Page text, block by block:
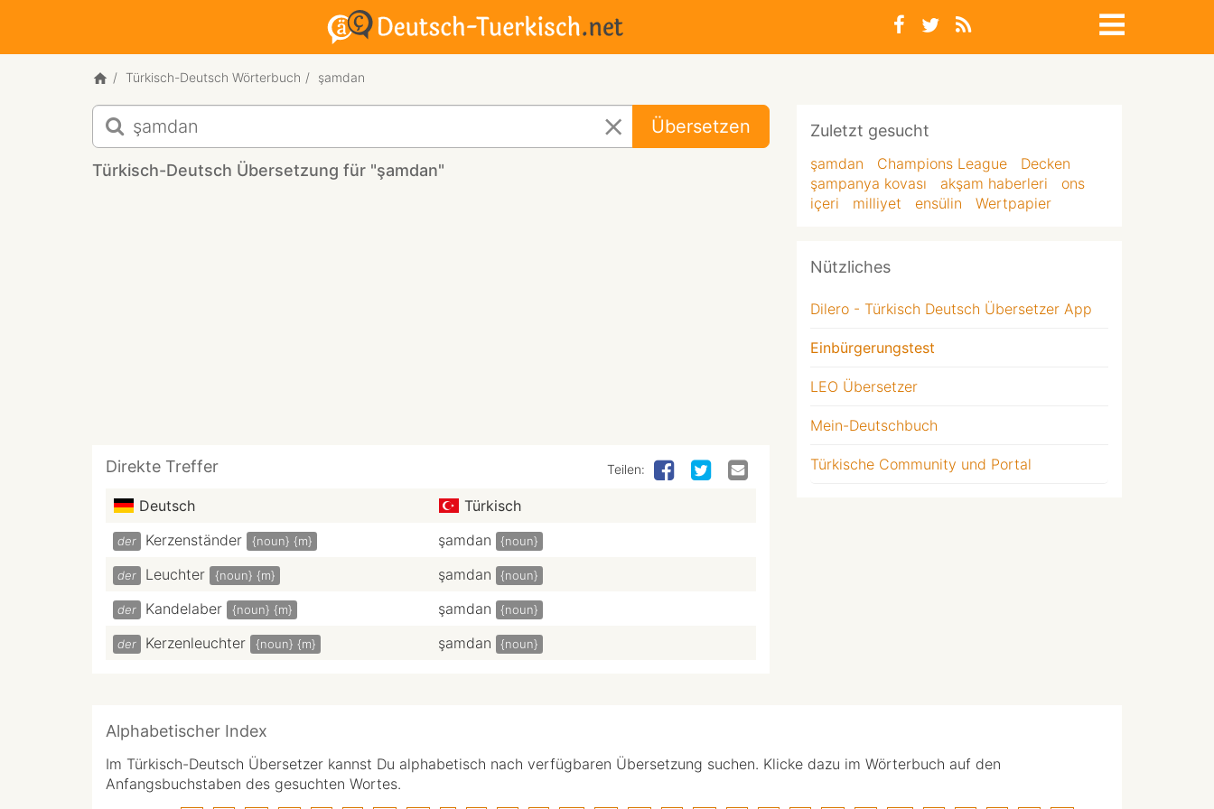
Türkisch-Deutsch Wörterbuch şamdan
Türkisch-
Deutsch
Übersetzung
für
Übersetzen
Türkisch-Deutsch Übersetzung für "şamdan"
Direkte Treffer Teilen:
Deutsch Türkisch
der Kerzenständer {noun} {m} şamdan {noun}
der Leuchter {noun} {m} şamdan {noun}
der Kandelaber {noun} {m} şamdan {noun}
der Kerzenleuchter {noun} {m} şamdan {noun}
Zuletzt gesucht
şamdan Champions League
Decken
şampanya kovası
akşam haberleri
ons
içeri
milliyet ensülin Wertpapier
Nützliches
Dilero - Türkisch Deutsch Übersetzer App
Einbürgerungstest
LEO Übersetzer
Mein-Deutschbuch
Türkische Community und Portal
Alphabetischer Index
Im Türkisch-Deutsch Übersetzer kannst Du alphabetisch nach verfügbaren Übersetzung suchen. Klicke dazu im Wörterbuch auf den
Anfangsbuchstaben des gesuchten Wortes.